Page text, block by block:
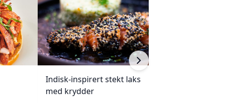
Indisk-inspirert stekt laks
med krydder